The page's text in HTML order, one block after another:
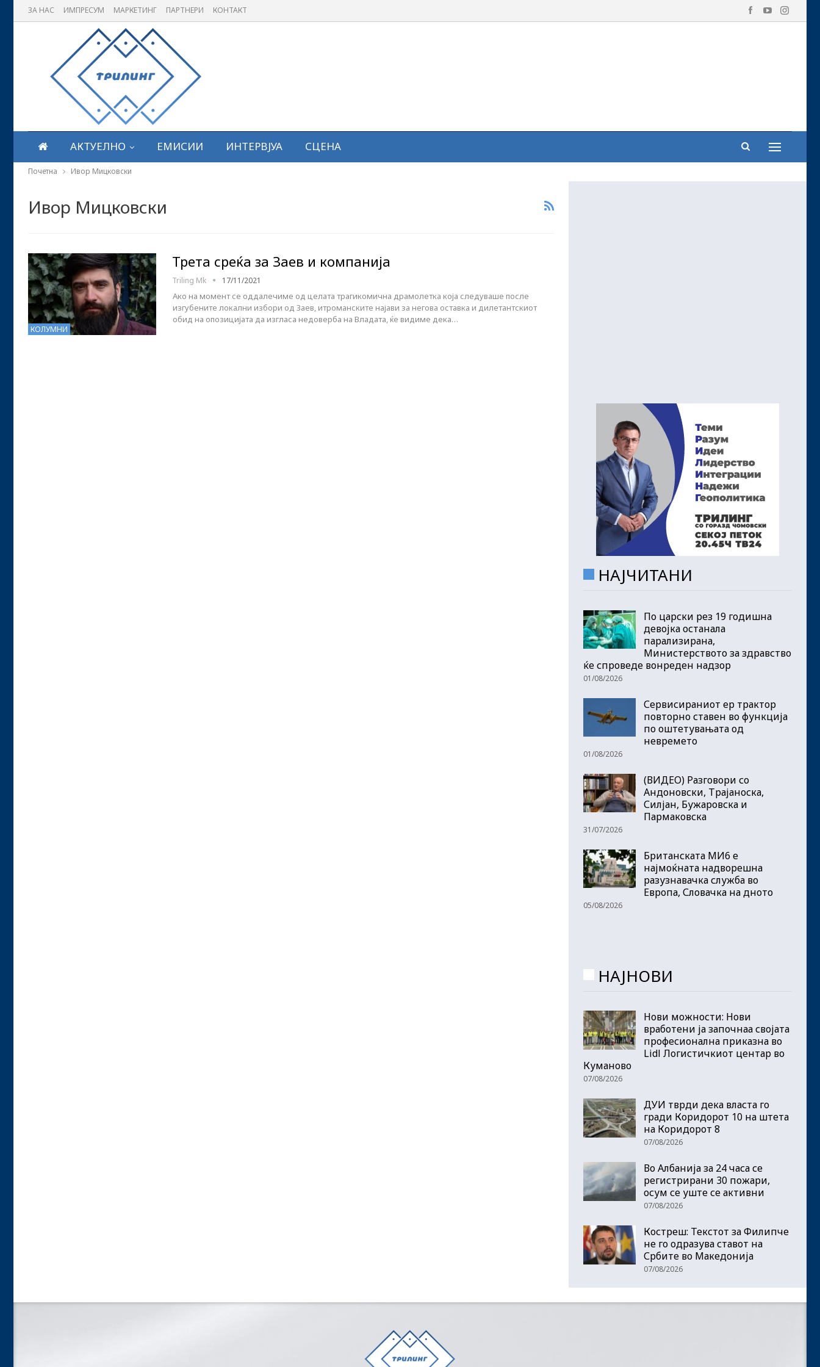
ЗА НАС ИМПРЕСУМ МАРКЕТИНГ ПАРТНЕРИ КОНТАКТ
АКТУЕЛНО ЕМИСИИ ИНТЕРВЈУА СЦЕНА
Почетна Ивор Мицковски
Ивор Мицковски
КОЛУМНИ
Трета среќа за Заев и компанија
Triling Mk 17/11/2021
Ако на момент се оддалечиме од целата трагикомична драмолетка која следуваше после
изгубените локални избори од Заев, итроманските најави за негова оставка и дилетантскиот
обид на опозицијата да изгласа недоверба на Владата, ќе видиме дека…
НАЈЧИТАНИ
По царски рез 19 годишна
девојка останала
парализирана,
Министерството за здравство
ќе спроведе вонреден надзор
01/08/2026
Сервисираниот ер трактор
повторно ставен во функција
по оштетувањата од
невремето
01/08/2026
(ВИДЕО) Разговори со
Андоновски, Трајаноска,
Силјан, Бужаровска и
Пармаковска
31/07/2026
Британската МИ6 е
најмоќната надворешна
разузнавачка служба во
Европа, Словачка на дното
05/08/2026
НАЈНОВИ
Нови можности: Нови
вработени ја започнаа својата
професионална приказна во
Lidl Логистичкиот центар во
Куманово
07/08/2026
ДУИ тврди дека власта го
гради Коридорот 10 на штета
на Коридорот 8
07/08/2026
Во Албанија за 24 часа се
регистрирани 30 пожари,
осум се уште се активни
07/08/2026
Костреш: Текстот за Филипче
не го одразува ставот на
Србите во Македонија
07/08/2026